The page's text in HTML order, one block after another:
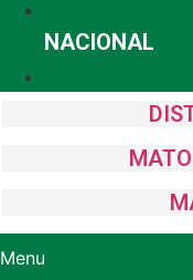
NACIONAL
Menu